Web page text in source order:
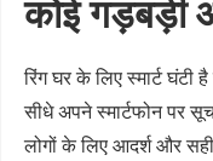
कोई गड़बड़ी
रिंग घर के लिए स्मार्ट
सीधे अपने स्मार्टफोन पर
लोगों के लिए आदर्श और